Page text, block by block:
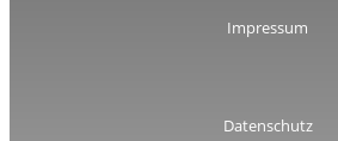
Impressum
Datenschutz